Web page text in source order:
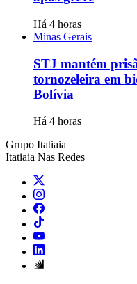
Há 4 horas
Minas Gerais
STJ mantém
tornozeleira em
Bolívia
Há 4 horas
Grupo Itatiaia
Itatiaia Nas Redes